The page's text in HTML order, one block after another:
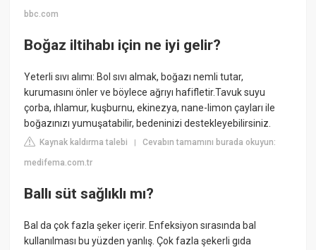
bbc.com
Boğaz iltihabı için ne iyi gelir?
Yeterli sıvı alımı: Bol sıvı almak, boğazı nemli tutar,
kurumasını önler ve böylece ağrıyı hafifletir.Tavuk suyu
çorba, ıhlamur, kuşburnu, ekinezya, nane-limon çayları ile
boğazınızı yumuşatabilir, bedeninizi destekleyebilirsiniz.
Kaynak kaldırma talebi |Cevabın tamamını burada okuyun:
medifema.com.tr
Ballı süt sağlıklı mı?
Bal da çok fazla şeker içerir. Enfeksiyon sırasında bal
kullanılması bu yüzden yanlış. Çok fazla şekerli gıda